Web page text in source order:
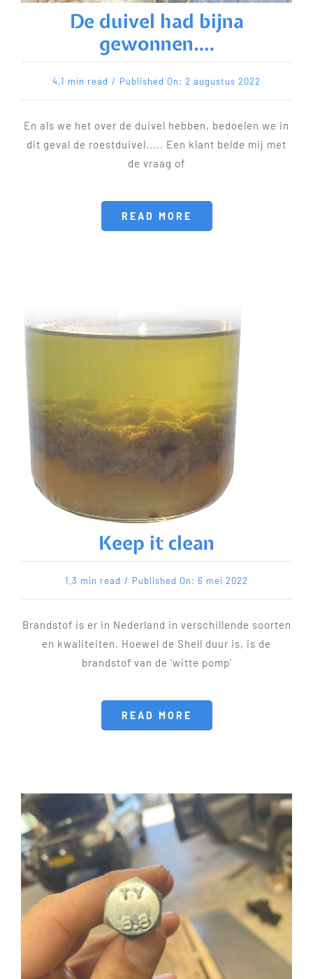
De duivel had bijna
gewonnen….
4,1 min read / Published On: 2 augustus 2022
En als we het over de duivel hebben, bedoelen we in
dit geval de roestduivel..... Een klant belde mij met
de vraag of
READ MORE
Keep it clean
1,3 min read / Published On: 6 mei 2022
Brandstof is er in Nederland in verschillende soorten
en kwaliteiten. Hoewel de Shell duur is, is de
brandstof van de 'witte pomp'
READ MORE